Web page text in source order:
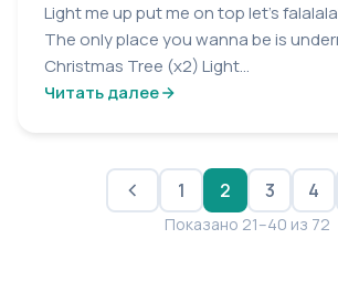
Light me up put me on top let's
The only place you wanna be is
Christmas Tree (x2) Light...
Читать далее
1 2 3 4
Показано 21–40 из 72